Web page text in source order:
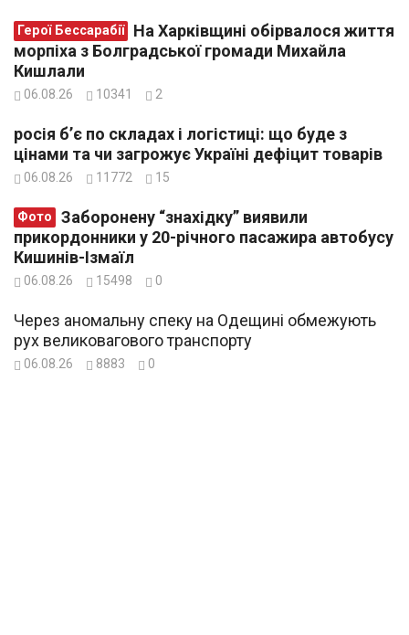
Герої Бессарабії
морпіха з Болградської громади Михайла
Кишлали
06.08.26 10341 2
росія б’є по складах і логістиці: що буде з
цінами та чи загрожує Україні дефіцит товарів
06.08.26 11772 15
Фото
прикордонники у 20-річного пасажира автобусу
Кишинів-Ізмаїл
06.08.26 15498 0
Через аномальну спеку на Одещині обмежують
рух великовагового транспорту
06.08.26 8883 0